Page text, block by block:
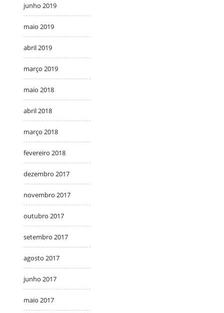
junho 2019
maio 2019
abril 2019
março 2019
maio 2018
abril 2018
março 2018
fevereiro 2018
dezembro 2017
novembro 2017
outubro 2017
setembro 2017
agosto 2017
junho 2017
maio 2017